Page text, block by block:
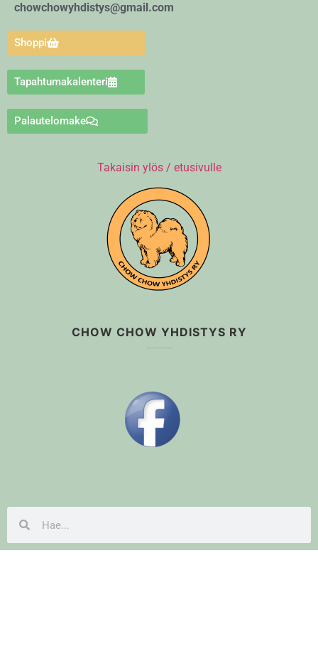
chowchowyhdistys@gmail.com
Shoppi
Tapahtumakalenteri
Palautelomake
Takaisin ylös / etusivulle
CHOW CHOW YHDISTYS RY